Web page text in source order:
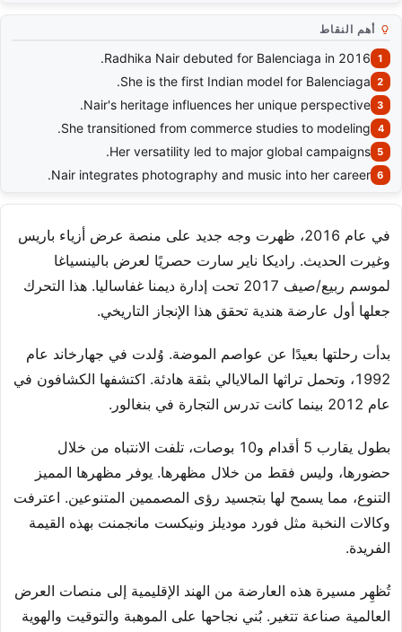
أهم النقاط
Radhika Nair debuted for Balenciaga in 2016.
She is the first Indian model for Balenciaga.
Nair's heritage influences her unique perspective.
She transitioned from commerce studies to modeling.
Her versatility led to major global campaigns.
Nair integrates photography and music into her career.
في عام 2016، ظهرت وجه جديد على منصة عرض أزياء باريس
وغيرت الحديث. راديكا ناير سارت حصريًا لعرض بالينسياغا
لموسم ربيع/صيف 2017 تحت إدارة ديمنا غفاساليا. هذا التحرك
جعلها أول عارضة هندية تحقق هذا الإنجاز التاريخي.
بدأت رحلتها بعيدًا عن عواصم الموضة. وُلدت في جهارخاند عام
1992، وتحمل تراثها المالايالي بثقة هادئة. اكتشفها الكشافون في
عام 2012 بينما كانت تدرس التجارة في بنغالور.
بطول يقارب 5 أقدام و10 بوصات، تلفت الانتباه من خلال
حضورها، وليس فقط من خلال مظهرها. يوفر مظهرها المميز
التنوع، مما يسمح لها بتجسيد رؤى المصممين المتنوعين. اعترفت
وكالات النخبة مثل فورد موديلز ونيكست مانجمنت بهذه القيمة
الفريدة.
تُظهِر مسيرة هذه العارضة من الهند الإقليمية إلى منصات العرض
العالمية صناعة تتغير. بُني نجاحها على الموهبة والتوقيت والهوية